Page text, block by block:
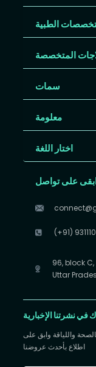
الطبية
المتخصصة
سمات
معلومة
اختار اللغة
على تواصل
(+91)
96, block
Uttar
في نشرتنا الإخبارية
واللياقة وابق على
اطلاع بأحدث عروضنا